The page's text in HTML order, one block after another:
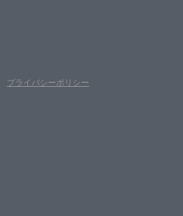
プライバシーポリシー